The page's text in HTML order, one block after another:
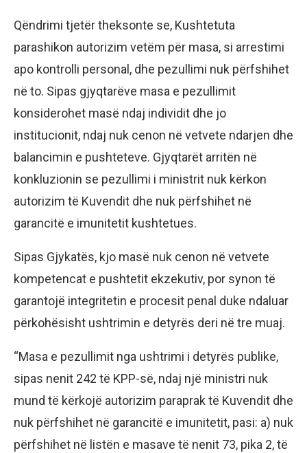
Qëndrimi tjetër theksonte se, Kushtetuta
parashikon autorizim vetëm për masa, si arrestimi
apo kontrolli personal, dhe pezullimi nuk përfshihet
në to. Sipas gjyqtarëve masa e pezullimit
konsiderohet masë ndaj individit dhe jo
institucionit, ndaj nuk cenon në vetvete ndarjen dhe
balancimin e pushteteve. Gjyqtarët arritën në
konkluzionin se pezullimi i ministrit nuk kërkon
autorizim të Kuvendit dhe nuk përfshihet në
garancitë e imunitetit kushtetues.
Sipas Gjykatës, kjo masë nuk cenon në vetvete
kompetencat e pushtetit ekzekutiv, por synon të
garantojë integritetin e procesit penal duke ndaluar
përkohësisht ushtrimin e detyrës deri në tre muaj.
“Masa e pezullimit nga ushtrimi i detyrës publike,
sipas nenit 242 të KPP-së, ndaj një ministri nuk
mund të kërkojë autorizim paraprak të Kuvendit dhe
nuk përfshihet në garancitë e imunitetit, pasi: a) nuk
përfshihet në listën e masave të nenit 73, pika 2, të